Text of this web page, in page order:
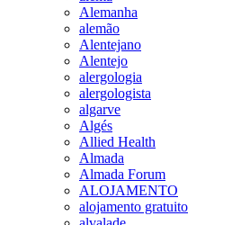
Alemanha
alemão
Alentejano
Alentejo
alergologia
alergologista
algarve
Algés
Allied Health
Almada
Almada Forum
ALOJAMENTO
alojamento gratuito